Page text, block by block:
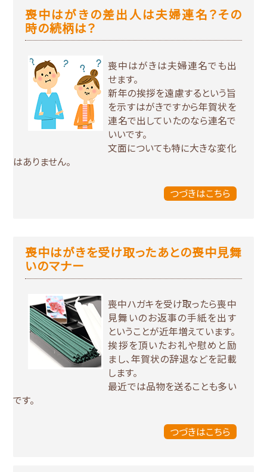
喪中はがきの差出人は夫婦連名？その
時の続柄は？
喪中はがきは夫婦連名でも出
せます。
新年の挨拶を遠慮するという旨
を示すはがきですから年賀状を
連名で出していたのなら連名で
いいです。
文面についても特に大きな変化
はありません。
つづきはこちら
喪中はがきを受け取ったあとの喪中見舞
いのマナー
喪中ハガキを受け取ったら喪中
見舞いのお返事の手紙を出す
ということが近年増えています。
挨拶を頂いたお礼や慰めと励
まし、年賀状の辞退などを記載
します。
最近では品物を送ることも多い
です。
つづきはこちら